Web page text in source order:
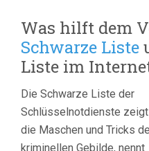
Was hilft dem
Schwarze Liste
Liste im
Die Schwarze Liste der
Schlüsselnotdienste zeigt
die Maschen und Tricks
kriminellen Gebilde, nennt